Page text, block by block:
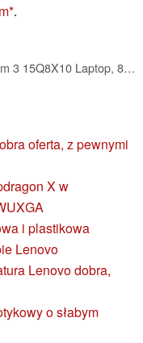
.
Lenovo IdeaPad Slim 3 15Q8X10 Laptop, 8-Core Qualcomm Snapdragon X X1-26-100, 15.3" WUXGA IPS Touchscreen Display, Qualcomm Adreno Graphics, 16GB LPDDR5 1TB SSD, Backlit KB, FP, Wi-Fi 7, Win11 Home
oferta, z pewnymi
X w
i plastikowa
Lenovo
Lenovo dobra,
o słabym